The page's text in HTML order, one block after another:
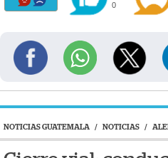
0
NOTICIAS GUATEMALA / NOTICIAS /